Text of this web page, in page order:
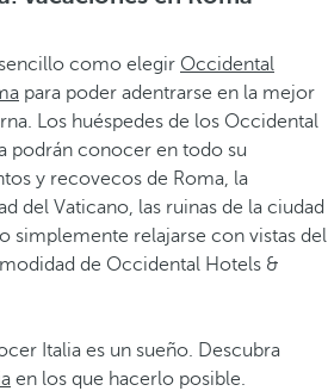
como elegir Occidental
para poder adentrarse en la mejor
Los huéspedes de los Occidental
podrán conocer en todo su
y recovecos de Roma, la
del Vaticano, las ruinas de la ciudad
simplemente relajarse con vistas del
de Occidental Hotels &
Italia es un sueño. Descubra
en los que hacerlo posible.